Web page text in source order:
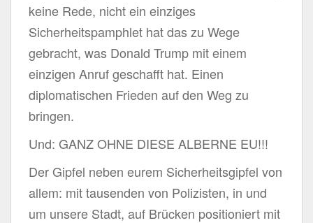
keine Rede, nicht ein einziges
Sicherheitspamphlet hat das zu Wege
gebracht, was Donald Trump mit einem
einzigen Anruf geschafft hat. Einen
diplomatischen Frieden auf den Weg zu
bringen.
Und: GANZ OHNE DIESE ALBERNE EU!!!
Der Gipfel neben eurem Sicherheitsgipfel von
allem: mit tausenden von Polizisten, in und
um unsere Stadt, auf Brücken positioniert mit